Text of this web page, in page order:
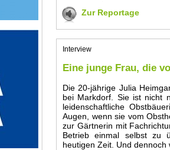
Zur Reportage
Interview
Eine junge Frau, die
Die 20-jährige Julia
bei Markdorf. Sie ist nicht
leidenschaftliche
Augen, wenn sie vom
zur Gärtnerin mit
Betrieb einmal selbst zu
heutigen Zeit. Und dennoch